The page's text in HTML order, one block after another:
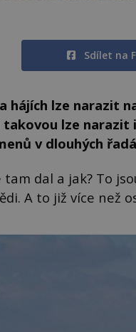
Sdílet na
hájích lze narazit
lze narazit
v dlouhých
tam dal a jak? To
A to již více než